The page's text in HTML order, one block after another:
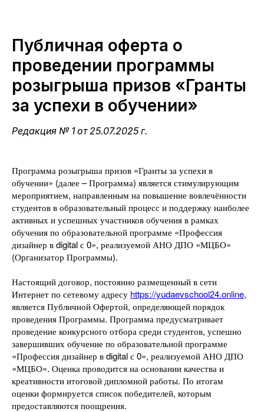
Публичная оферта о
проведении программы
розыгрыша призов «Гранты
за успехи в обучении»
Редакция № 1 от 25.07.2025 г.
Программа розыгрыша призов «Гранты за успехи в
обучении» (далее – Программа) является стимулирующим
мероприятием, направленным на повышение вовлечённости
студентов в образовательный процесс и поддержку наиболее
активных и успешных участников обучения в рамках
обучения по образовательной программе «Профессия
дизайнер в digital с 0», реализуемой АНО ДПО «МЦБО»
(Организатор Программы).
Настоящий договор, постоянно размещенный в сети
Интернет по сетевому адресу https://yudaevschool24.online,
является Публичной Офертой, определяющей порядок
проведения Программы. Программа предусматривает
проведение конкурсного отбора среди студентов, успешно
завершивших обучение по образовательной программе
«Профессия дизайнер в digital с 0», реализуемой АНО ДПО
«МЦБО». Оценка проводится на основании качества и
креативности итоговой дипломной работы. По итогам
оценки формируется список победителей, которым
предоставляются поощрения.